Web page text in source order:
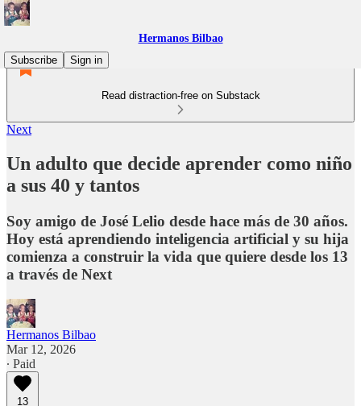
Hermanos Bilbao
Subscribe
Sign in
Read distraction-free on Substack
Next
Un adulto que decide aprender como niño
a sus 40 y tantos
Soy amigo de José Lelio desde hace más de 30 años.
Hoy está aprendiendo inteligencia artificial y su hija
comienza a construir la vida que quiere desde los 13
a través de Next
Hermanos Bilbao
Mar 12, 2026
∙ Paid
13